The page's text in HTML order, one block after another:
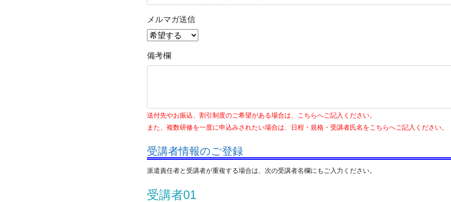
メルマガ送信
備考欄
送付先やお振込、割引制度のご希望がある場合は、こちらへご記入ください。
また、複数研修を一度に申込みされたい場合は、日程・規格・受講者氏名をこちらへご記入ください。
受講者情報のご登録
派遣責任者と受講者が重複する場合は、次の受講者名欄にもご入力ください。
受講者01